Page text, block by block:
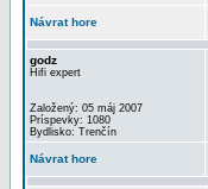
Návrat hore
godz
Hifi expert
Založený: 05 máj 2007
Príspevky: 1080
Bydlisko: Trenčín
Návrat hore